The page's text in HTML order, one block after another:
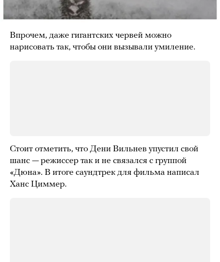
Впрочем, даже гигантских червей можно
нарисовать так, чтобы они вызывали умиление.
Стоит отметить, что Дени Вильнев упустил свой
шанс — режиссер так и не связался с группой
«Дюна». В итоге саундтрек для фильма написал
Ханс Циммер.